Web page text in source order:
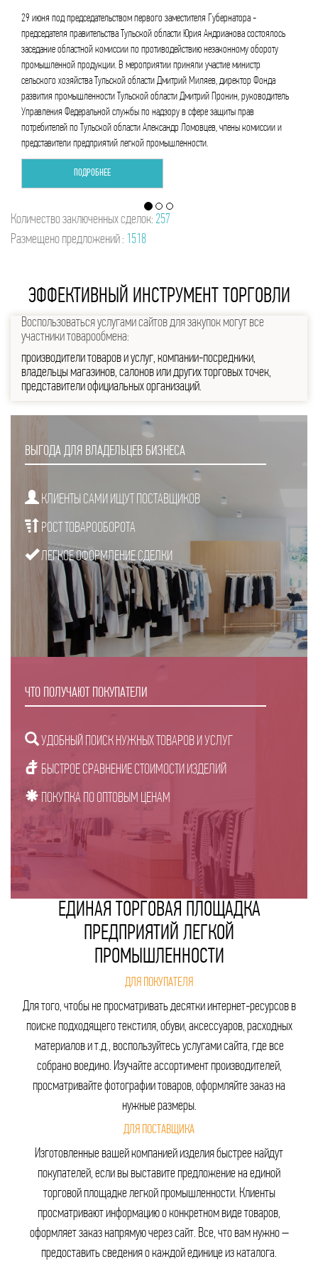
развитию единой торговой площадки легкой
промышленности Тульской области.
2 июня 2017 года в АО «Тульский трикотаж» под председательством министра
промышленности и топливно-энергетического комплекса Тульской области
Дмитрия Ломовцева состоялось заседание рабочей группы по вопросу
совершенствования работы единой торговой площадки легкой
промышленности Тульской области и организации центра поставок школьной
формы.
ПОДРОБНЕЕ
Количество заключенных сделок: 257
Размещено предложений : 1518
ЭФФЕКТИВНЫЙ ИНСТРУМЕНТ ТОРГОВЛИ
Воспользоваться услугами сайтов для закупок могут все
участники товарообмена:
производители товаров и услуг, компании-посредники,
владельцы магазинов, салонов или других торговых точек,
представители официальных организаций.
ВЫГОДА ДЛЯ ВЛАДЕЛЬЦЕВ БИЗНЕСА
КЛИЕНТЫ САМИ ИЩУТ ПОСТАВЩИКОВ
РОСТ ТОВАРООБОРОТА
ЛЕГКОЕ ОФОРМЛЕНИЕ СДЕЛКИ
ЧТО ПОЛУЧАЮТ ПОКУПАТЕЛИ
УДОБНЫЙ ПОИСК НУЖНЫХ ТОВАРОВ И УСЛУГ
БЫСТРОЕ СРАВНЕНИЕ СТОИМОСТИ ИЗДЕЛИЙ
ПОКУПКА ПО ОПТОВЫМ ЦЕНАМ
ЕДИНАЯ ТОРГОВАЯ ПЛОЩАДКА
ПРЕДПРИЯТИЙ ЛЕГКОЙ
ПРОМЫШЛЕННОСТИ
ДЛЯ ПОКУПАТЕЛЯ
Для того, чтобы не просматривать десятки интернет-ресурсов в
поиске подходящего текстиля, обуви, аксессуаров, расходных
материалов и т.д., воспользуйтесь услугами сайта, где все
собрано воедино. Изучайте ассортимент производителей,
просматривайте фотографии товаров, оформляйте заказ на
нужные размеры.
ДЛЯ ПОСТАВЩИКА
Изготовленные вашей компанией изделия быстрее найдут
покупателей, если вы выставите предложение на единой
торговой площадке легкой промышленности. Клиенты
просматривают информацию о конкретном виде товаров,
оформляет заказ напрямую через сайт. Все, что вам нужно –
предоставить сведения о каждой единице из каталога.